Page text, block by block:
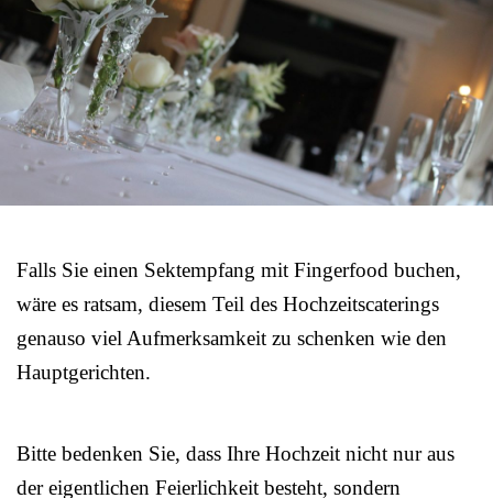
Falls Sie einen Sektempfang mit Fingerfood buchen,
wäre es ratsam, diesem Teil des Hochzeitscaterings
genauso viel Aufmerksamkeit zu schenken wie den
Hauptgerichten.
Bitte bedenken Sie, dass Ihre Hochzeit nicht nur aus
der eigentlichen Feierlichkeit besteht, sondern